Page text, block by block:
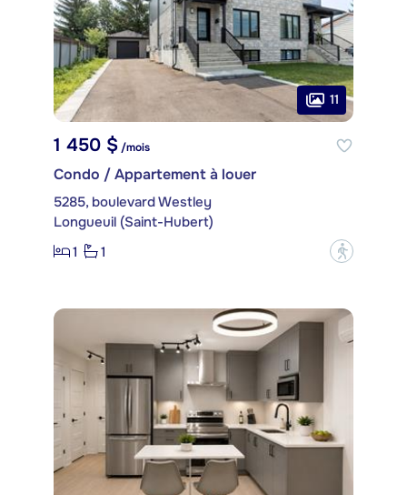
11
1 450 $/mois
Condo / Appartement à louer
5285, boulevard Westley
Longueuil (Saint-Hubert)
1
1 ?